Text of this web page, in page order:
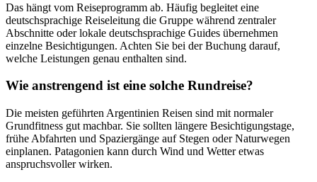
Das hängt vom Reiseprogramm ab. Häufig begleitet eine
deutschsprachige Reiseleitung die Gruppe während zentraler
Abschnitte oder lokale deutschsprachige Guides übernehmen
einzelne Besichtigungen. Achten Sie bei der Buchung darauf,
welche Leistungen genau enthalten sind.
Wie anstrengend ist eine solche Rundreise?
Die meisten geführten Argentinien Reisen sind mit normaler
Grundfitness gut machbar. Sie sollten längere Besichtigungstage,
frühe Abfahrten und Spaziergänge auf Stegen oder Naturwegen
einplanen. Patagonien kann durch Wind und Wetter etwas
anspruchsvoller wirken.